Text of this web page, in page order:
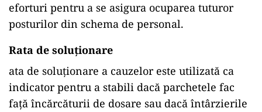
eforturi pentru a se asigura ocuparea tuturor
posturilor din schema de personal.
Rata de soluționare
ata de soluționare a cauzelor este utilizată ca
indicator pentru a stabili dacă parchetele fac
față încărcăturii de dosare sau dacă întârzierile